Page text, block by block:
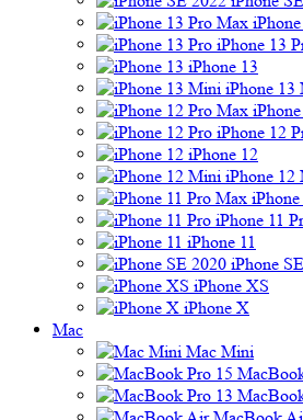
iPhone 13
iPhone 13
iPhone 13
iPhone 12
iPhone 12
iPhone 12
iPhone 11
iPhone 11
iPhone
iPhone XS
iPhone X
Mac
Mac Mini